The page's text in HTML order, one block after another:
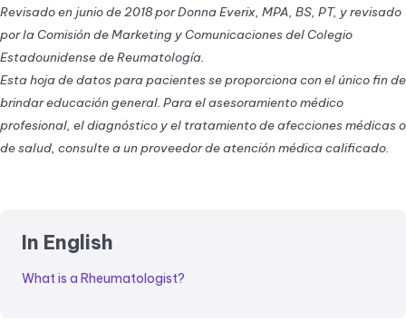
Revisado en junio de 2018 por Donna Everix, MPA, BS, PT, y revisado
por la Comisión de Marketing y Comunicaciones del Colegio
Estadounidense de Reumatología.
Esta hoja de datos para pacientes se proporciona con el único fin de
brindar educación general. Para el asesoramiento médico
profesional, el diagnóstico y el tratamiento de afecciones médicas o
de salud, consulte a un proveedor de atención médica calificado.
In English
What is a Rheumatologist?